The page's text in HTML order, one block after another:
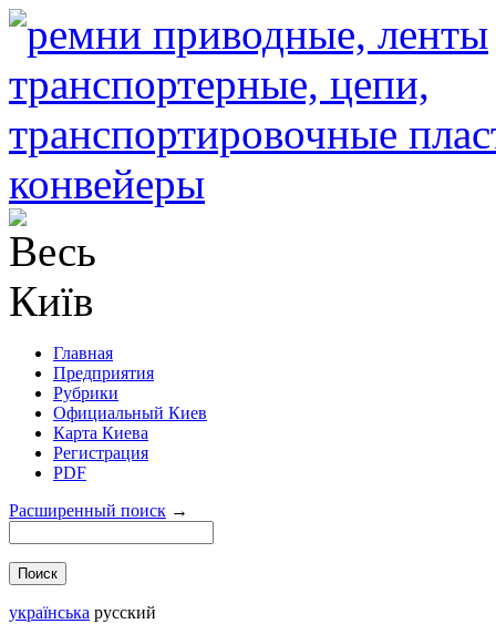
Главная
Предприятия
Рубрики
Официальный Киев
Карта Киева
Регистрация
PDF
Расширенный поиск →
українська русский